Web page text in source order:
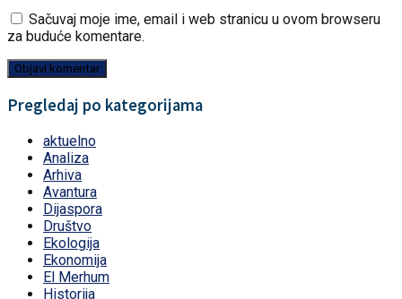
Sačuvaj moje ime, email i web stranicu u ovom browseru
za buduće komentare.
Pregledaj po kategorijama
aktuelno
Analiza
Arhiva
Avantura
Dijaspora
Društvo
Ekologija
Ekonomija
El Merhum
Historija